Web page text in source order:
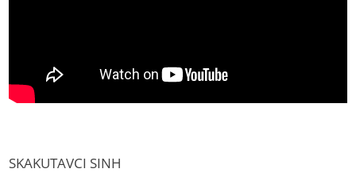
SKAKUTAVCI SINH